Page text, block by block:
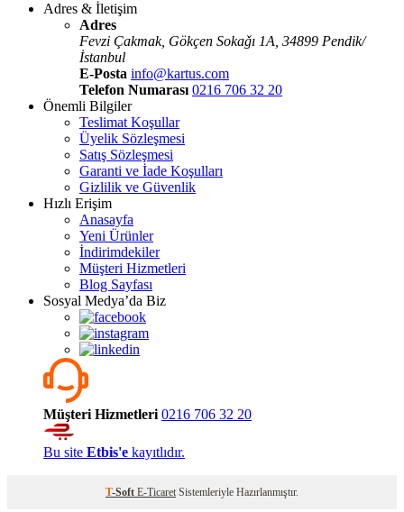
Adres & İletişim
Adres
Fevzi Çakmak, Gökçen Sokaǧı 1A, 34899 Pendik/
İstanbul
E-Posta info@kartus.com
Telefon Numarası 0216 706 32 20
Önemli Bilgiler
Teslimat Koşullar
Üyelik Sözleşmesi
Satış Sözleşmesi
Garanti ve İade Koşulları
Gizlilik ve Güvenlik
Hızlı Erişim
Anasayfa
Yeni Ürünler
İndirimdekiler
Müşteri Hizmetleri
Blog Sayfası
Sosyal Medya’da Biz
Müşteri Hizmetleri 0216 706 32 20
Bu site Etbis'e kayıtlıdır.
T-Soft E-Ticaret Sistemleriyle Hazırlanmıştır.